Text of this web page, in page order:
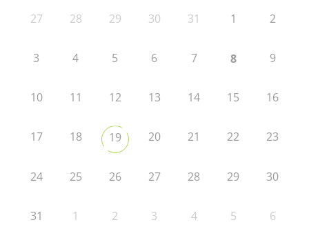
27 28 29 30 31 1 2
3 4 5 6 7 8 9
10 11 12 13 14 15 16
17 18 19 20 21 22 23
24 25 26 27 28 29 30
31 1 2 3 4 5 6